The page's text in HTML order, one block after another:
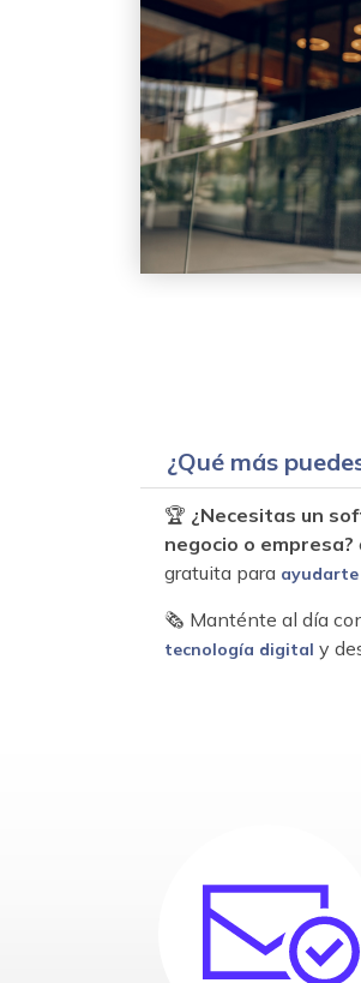
¿Qué más
🏆 ¿Necesitas un
negocio o empresa?
gratuita para
🗞 Manténte al día
tecnología digital y